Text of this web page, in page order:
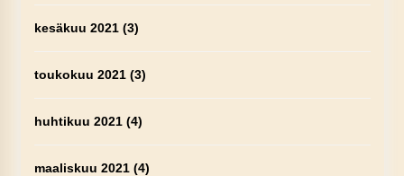
kesäkuu 2021(3)
toukokuu 2021(3)
huhtikuu 2021(4)
maaliskuu 2021(4)